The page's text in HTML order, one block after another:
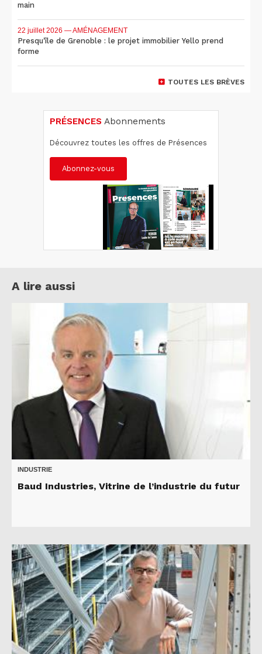
main
22 juillet 2026 — AMÉNAGEMENT
Presqu'île de Grenoble : le projet immobilier Yello prend
forme
TOUTES LES BRÈVES
PRÉSENCES Abonnements
Découvrez toutes les offres de Présences
Abonnez-vous
A lire aussi
INDUSTRIE
Baud Industries, Vitrine de l’industrie du futur